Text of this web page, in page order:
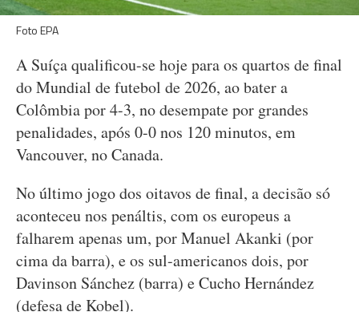
Foto EPA
A Suíça qualificou-se hoje para os quartos de final
do Mundial de futebol de 2026, ao bater a
Colômbia por 4-3, no desempate por grandes
penalidades, após 0-0 nos 120 minutos, em
Vancouver, no Canada.
No último jogo dos oitavos de final, a decisão só
aconteceu nos penáltis, com os europeus a
falharem apenas um, por Manuel Akanki (por
cima da barra), e os sul-americanos dois, por
Davinson Sánchez (barra) e Cucho Hernández
(defesa de Kobel).